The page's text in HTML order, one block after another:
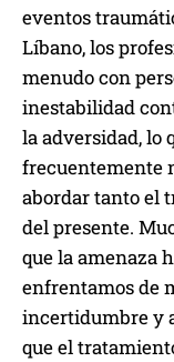
eventos
Líbano, los
menudo con
inestabilidad
la adversidad, lo
frecuentemente
abordar tanto el
del presente.
que la amenaza
enfrentamos de
incertidumbre y
que el